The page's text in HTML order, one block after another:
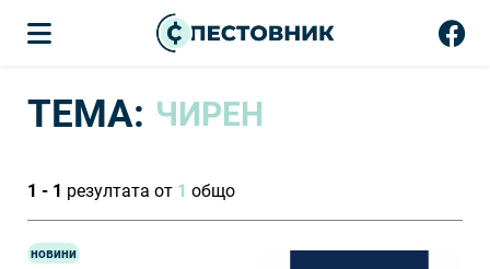
ТЕМА: ЧИРЕН
1 - 1 резултата от 1 общо
новини